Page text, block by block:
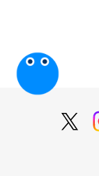
びっぷるのページ